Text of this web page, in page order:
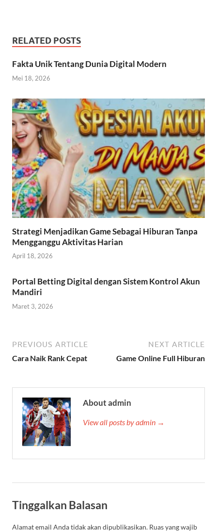
RELATED POSTS
Fakta Unik Tentang Dunia Digital Modern
Mei 18, 2026
Strategi Menjadikan Game Sebagai Hiburan Tanpa
Mengganggu Aktivitas Harian
April 18, 2026
Portal Betting Digital dengan Sistem Kontrol Akun
Mandiri
Maret 3, 2026
PREVIOUS ARTICLE
Cara Naik Rank Cepat
NEXT ARTICLE
Game Online Full Hiburan
About admin
View all posts by admin →
Tinggalkan Balasan
Alamat email Anda tidak akan dipublikasikan. Ruas yang wajib